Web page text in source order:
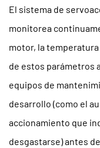
El sistema de
monitorea
motor, la
de estos parámetros
equipos de
desarrollo (como el
accionamiento que
desgastarse) antes